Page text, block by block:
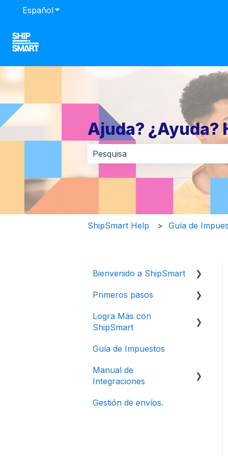
EspañolTraducciones de Mostrar submenú de
Ajuda? ¿Ayuda?
No hay sugerencias porque el
ShipSmart Help Guía de
Bienvenido a ShipSmart
Crea tu Cuenta
Primeros pasos
Cómo crear una remesa
documentación de tu
Logra Más con
ShipSmart
Configura la Factura
Configura tus
Preferencias
Canales y Campañas
Guía de Impuestos
Manual de
Integraciones
Bling
Gestión de envíos.